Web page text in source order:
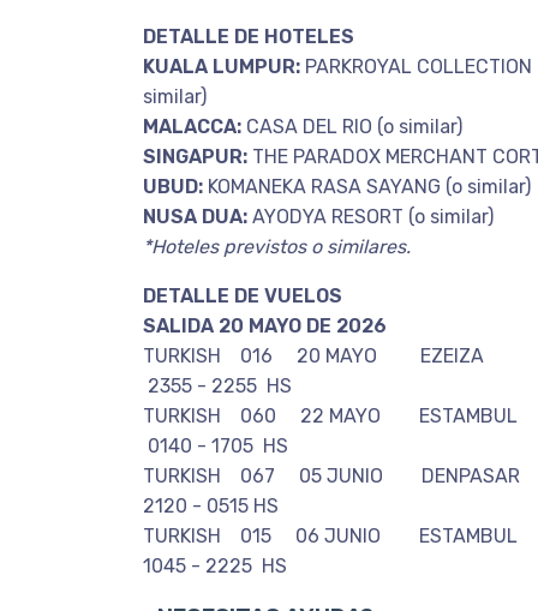
DETALLE DE HOTELES
KUALA LUMPUR: PARKROYAL
similar)
MALACCA: CASA DEL RIO (o similar)
SINGAPUR: THE PARADOX MERCHANT
UBUD: KOMANEKA RASA SAYANG (o similar)
NUSA DUA: AYODYA RESORT (o similar)
*Hoteles previstos o similares.
DETALLE DE VUELOS
SALIDA 20 MAYO DE 2026
TURKISH 016 20 MAYO
2355 - 2255 HS
TURKISH 060 22 MAYO
0140 - 1705 HS
TURKISH 067 05 JUNIO
2120 - 0515 HS
TURKISH 015 06 JUNIO
1045 - 2225 HS